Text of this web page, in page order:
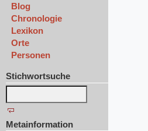
Blog
Chronologie
Lexikon
Orte
Personen
Stichwortsuche
Metainformation